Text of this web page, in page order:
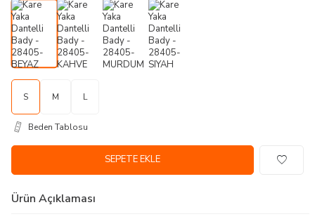
S M L
Beden Tablosu
SEPETE EKLE
Ürün Açıklaması